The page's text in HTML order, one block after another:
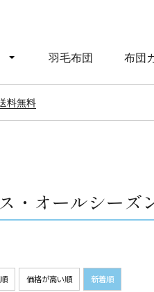
羽毛布団 布団
料無料
・オールシーズ
価格が高い順 新着順